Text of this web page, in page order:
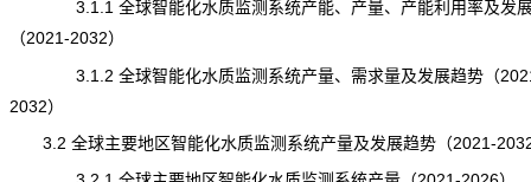
3.1.1 全球智能化水质监测系统产能、 产量、产能利用率及发
（2021-2032）
3.1.2 全球智能化水质监测系统产量、需求量及发展趋势（
2032）
3.2 全球主要地区智能化水质监测系统产量及发展趋势（2021-